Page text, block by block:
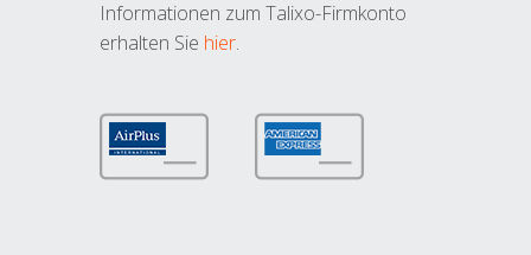
Informationen zum Talixo-Firmkonto
erhalten Sie hier.